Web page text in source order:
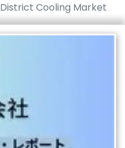
District Cooling Market